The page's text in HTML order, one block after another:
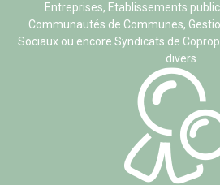
Entreprises, Etablissements
Communautés de Communes,
Sociaux ou encore Syndicats de
divers.